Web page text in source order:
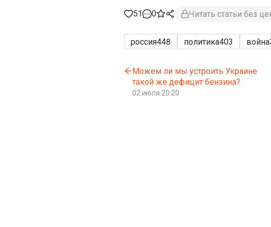
51 0 Читать статьи без
россия448 политика403 война
Можем ли мы устроить Украине
такой же дефицит бензина?
02 июля 20:20